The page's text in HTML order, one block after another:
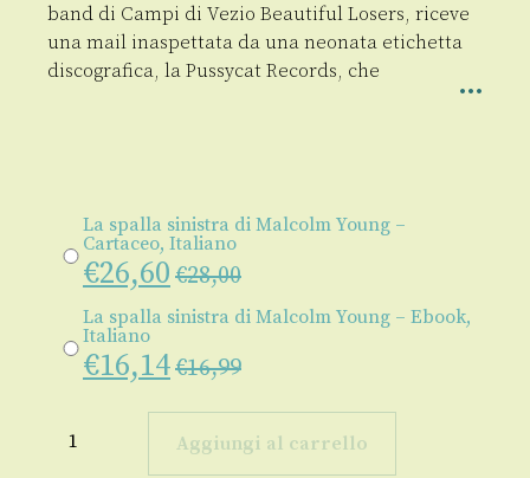
band di Campi di Vezio Beautiful Losers, riceve
una mail inaspettata da una neonata etichetta
discografica, la Pussycat Records, che
La spalla sinistra di Malcolm Young –
Cartaceo, Italiano
€26,60 €28,00
La spalla sinistra di Malcolm Young – Ebook,
Italiano
€16,14€16,99
spalla
Aggiungi al carrello